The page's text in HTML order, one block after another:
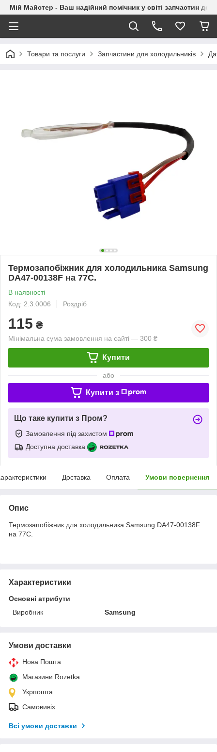
Мій Майстер - Ваш надійний помічник у світі запчастин до
Товари та послуги Запчастини для холодильників
Термозапобіжник для холодильника Samsung
DA47-00138F на 77C.
В наявності
Код: 2.3.0006
Роздріб
115 ₴
Мінімальна сума замовлення на сайті — 300 ₴
Купити
або
Купити з
Що таке купити з Пром?
Замовлення під захистом
Доступна доставка
Доставка Оплата Умови повернення
Опис
Термозапобіжник для холодильника Samsung DA47-00138F
на 77C.
Характеристики
Основні атрибути
Виробник
Samsung
Умови доставки
Нова Пошта
Магазини Rozetka
Укрпошта
Самовивіз
Всі умови доставки